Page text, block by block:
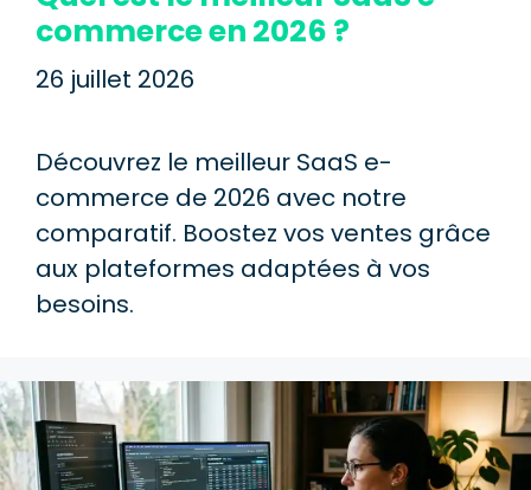
commerce en 2026 ?
26 juillet 2026
Découvrez le meilleur SaaS e-
commerce de 2026 avec notre
comparatif. Boostez vos ventes grâce
aux plateformes adaptées à vos
besoins.